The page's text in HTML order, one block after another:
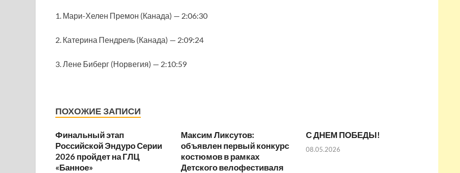
1. Мари-Хелен Премон (Канада) — 2:06:30
2. Катерина Пендрель (Канада) — 2:09:24
3. Лене Биберг (Норвегия) — 2:10:59
ПОХОЖИЕ ЗАПИСИ
Финальный этап
Российской Эндуро Серии
2026 пройдет на ГЛЦ
«Банное»
Максим Ликсутов:
объявлен первый конкурс
костюмов в рамках
Детского велофестиваля
С ДНЕМ ПОБЕДЫ!
08.05.2026